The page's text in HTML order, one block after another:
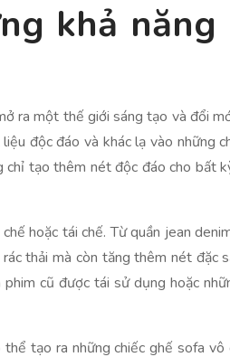
khả
ra một thế giới sáng tạo và đổi
độc đáo và khác lạ vào những
tạo thêm nét độc đáo cho bất
hoặc tái chế. Từ quần jean
thải mà còn tăng thêm nét
cũ được tái sử dụng hoặc
tạo ra những chiếc ghế sofa